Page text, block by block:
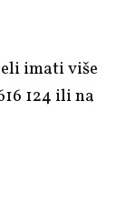
imati više
124 ili na